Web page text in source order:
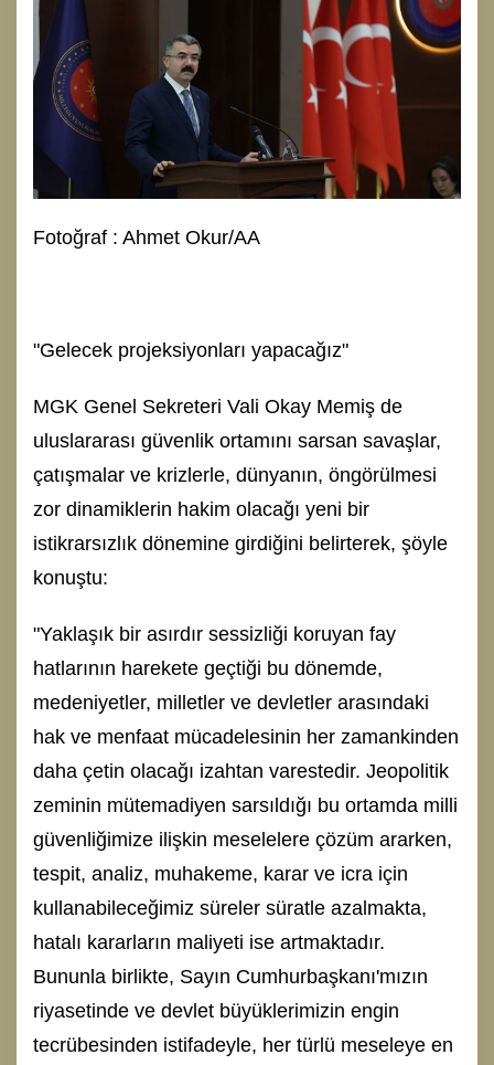
Fotoğraf : Ahmet Okur/AA
"Gelecek projeksiyonları yapacağız"
MGK Genel Sekreteri Vali Okay Memiş de
uluslararası güvenlik ortamını sarsan savaşlar,
çatışmalar ve krizlerle, dünyanın, öngörülmesi
zor dinamiklerin hakim olacağı yeni bir
istikrarsızlık dönemine girdiğini belirterek, şöyle
konuştu:
"Yaklaşık bir asırdır sessizliği koruyan fay
hatlarının harekete geçtiği bu dönemde,
medeniyetler, milletler ve devletler arasındaki
hak ve menfaat mücadelesinin her zamankinden
daha çetin olacağı izahtan varestedir. Jeopolitik
zeminin mütemadiyen sarsıldığı bu ortamda milli
güvenliğimize ilişkin meselelere çözüm ararken,
tespit, analiz, muhakeme, karar ve icra için
kullanabileceğimiz süreler süratle azalmakta,
hatalı kararların maliyeti ise artmaktadır.
Bununla birlikte, Sayın Cumhurbaşkanı'mızın
riyasetinde ve devlet büyüklerimizin engin
tecrübesinden istifadeyle, her türlü meseleye en